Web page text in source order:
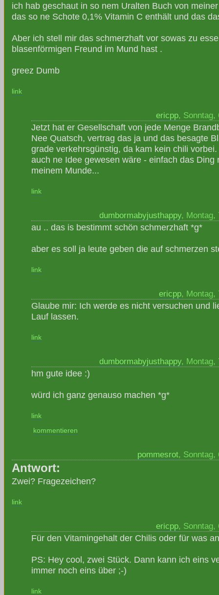
ich hab geschaut in so nem Uralten Buch von
das so ne Schote 0,1% Vitamin C enthält und das
Aber ich stell mir das schmerzhaft vor sowas zu
blasenförmigen Freund im Mund hast .
greez Dumb
link
ericpp, Sonntag,
Jetzt hat er Gesellschaft von jede Menge
Nee Quatsch, vertrag das ja und das besagte
grade verkehrsgünstig, da kam kein chili
auch ne Idee gewesen wäre - einfach das Ding
meinem Munde...
link
dumbormabyjusthappy, Montag,
au .. das is bestimmt schön schmerzhaft *g*
aber es soll ja leute geben die auf schmerzen
link
ericpp, Montag,
Glaube mir: Ich werde es nicht versuchen und
Lauf lassen.
link
dumbormabyjusthappy, Montag,
hm gute idee :)
würd ich ganz genauso machen *g*
link
kommentieren
pommesrot, Sonntag,
Antwort:
Zwei? Fragezeichen?
link
ericpp, Sonntag,
Für den Vitamingehalt der Chilis oder für was
PS: Hey cool, zwei Stück. Dann kann ich eins
immer noch eins über ;-)
link